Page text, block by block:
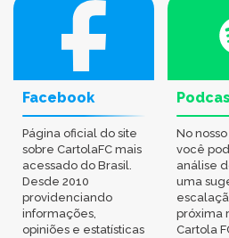
Facebook
Página oficial do site
sobre CartolaFC mais
acessado do Brasil.
Desde 2010
providenciando
informações,
opiniões e estatísticas
No
você
análise
uma
próxima
Cartola